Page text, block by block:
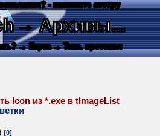
- напишите автору
→ Архивы...
→ Карта → Текс. протокол
Icon из *.exe в tImageList
[0]